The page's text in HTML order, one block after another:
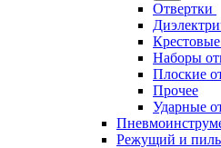
Отвертки
Наборы
Плоские
Прочее
Ударные
Режущий и